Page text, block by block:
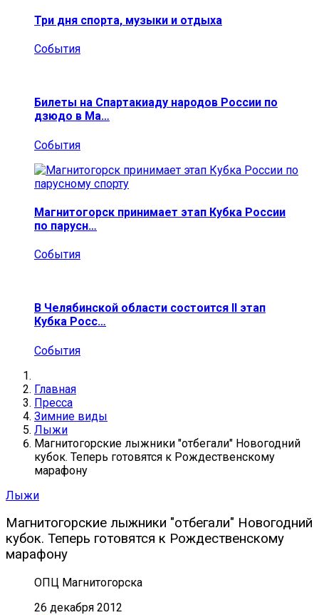
Три дня спорта, музыки и отдыха
События
Билеты на Спартакиаду народов России по
дзюдо в Ма…
События
Магнитогорск принимает этап Кубка России
по парусн…
События
В Челябинской области состоится II этап
Кубка Росс…
События
Главная
Пресса
Зимние виды
Лыжи
Магнитогорские лыжники "отбегали" Новогодний
кубок. Теперь готовятся к Рождественскому
марафону
Лыжи
Магнитогорские лыжники "отбегали" Новогодний
кубок. Теперь готовятся к Рождественскому
марафону
ОПЦ Магнитогорска
26 декабря 2012